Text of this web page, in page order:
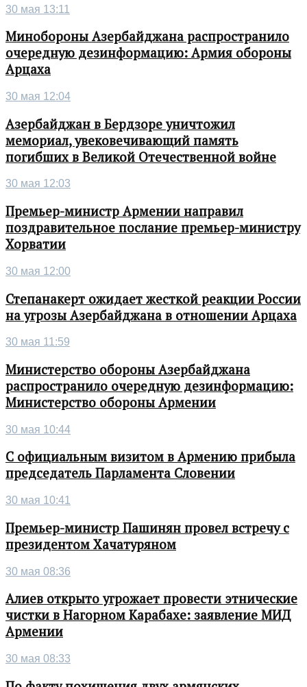
30 мая 13:11
Минобороны Азербайджана распространило
очередную дезинформацию: Армия обороны
Арцаха
30 мая 12:04
Азербайджан в Бердзоре уничтожил
мемориал, увековечивающий память
погибших в Великой Отечественной войне
30 мая 12:03
Премьер-министр Армении направил
поздравительное послание премьер-министру
Хорватии
30 мая 12:00
Степанакерт ожидает жесткой реакции России
на угрозы Азербайджана в отношении Арцаха
30 мая 11:59
Министерство обороны Азербайджана
распространило очередную дезинформацию:
Министерство обороны Армении
30 мая 10:44
С официальным визитом в Армению прибыла
председатель Парламента Словении
30 мая 10:41
Премьер-министр Пашинян провел встречу с
президентом Хачатуряном
30 мая 08:36
Алиев открыто угрожает провести этнические
чистки в Нагорном Карабахе: заявление МИД
Армении
30 мая 08:33